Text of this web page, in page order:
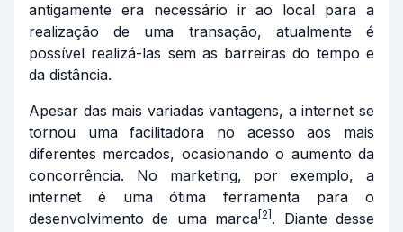
antigamente era necessário ir ao local para a
realização de uma transação, atualmente é
possível realizá-las sem as barreiras do tempo e
da distância.
Apesar das mais variadas vantagens, a internet se
tornou uma facilitadora no acesso aos mais
diferentes mercados, ocasionando o aumento da
concorrência. No marketing, por exemplo, a
internet é uma ótima ferramenta para o
desenvolvimento de uma marca [2] . Diante desse